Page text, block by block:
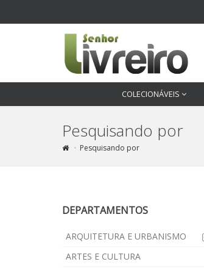
COLECIONÁVEIS
Pesquisando por
Pesquisando por
DEPARTAMENTOS
ARQUITETURA E URBANISMO
ARTES E CULTURA